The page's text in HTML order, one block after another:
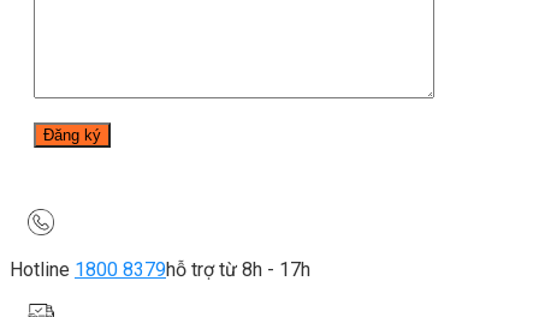
Hotline 1800 8379hỗ trợ từ 8h - 17h